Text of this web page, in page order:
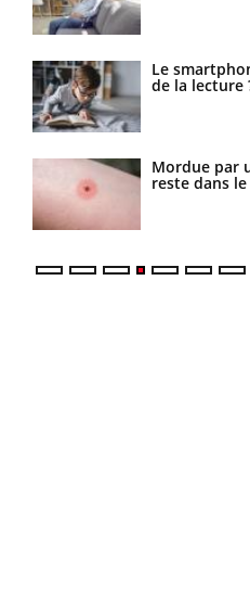
Le
de la lecture
Mordue par
reste dans